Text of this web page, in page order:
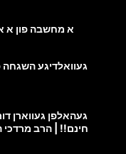
מבעלזא: תיעוד
א מחשבה פון א
געוואלדיגע
געהאלפן געווארן
חינם!! | הרב